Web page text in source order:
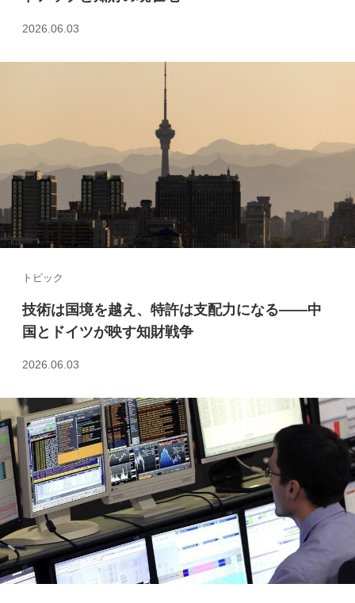
2026.06.03
トピック
技術は国境を越え、特許は支配力になる――中
国とドイツが映す知財戦争
2026.06.03